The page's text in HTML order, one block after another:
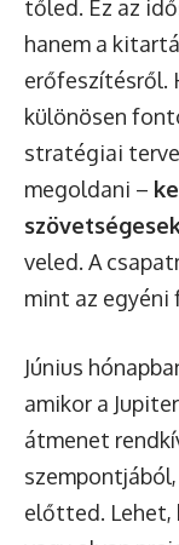
tőled. Ez az
hanem a
erőfeszítésről.
különösen
stratégiai
megoldani –
veled. A
mint az egyéni
Június
amikor a
átmenet
előtted. Lehet,